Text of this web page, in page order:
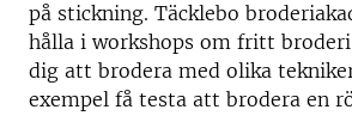
på stickning. Täcklebo
hålla i workshops om fritt
dig att brodera med olika
exempel få testa att brodera en